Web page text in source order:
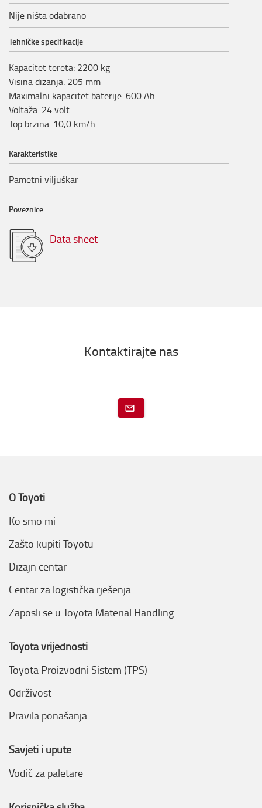
Nije ništa odabrano
Tehničke specifikacije
Kapacitet tereta: 2200 kg
Visina dizanja: 205 mm
Maximalni kapacitet baterije:600Ah
Voltaža: 24volt
Top brzina: 10,0 km/h
Karakteristike
Pametni viljuškar
Poveznice
Data sheet
Kontaktirajte nas
O Toyoti
Ko smo mi
Zašto kupiti Toyotu
Dizajn centar
Centar za logistička rješenja
Zaposli se u Toyota Material Handling
Toyota vrijednosti
Toyota Proizvodni Sistem (TPS)
Održivost
Pravila ponašanja
Savjeti i upute
Vodič za paletare